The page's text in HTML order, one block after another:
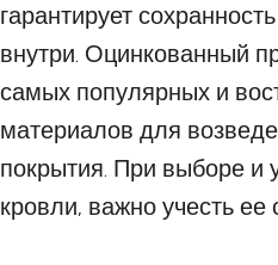
гарантирует
внутри. Оцинкованный
самых популярных и
материалов для
покрытия. При выборе и
кровли, важно учесть ее